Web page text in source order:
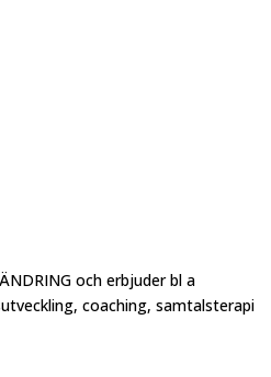
och erbjuder bl a
coaching, samtalsterapi